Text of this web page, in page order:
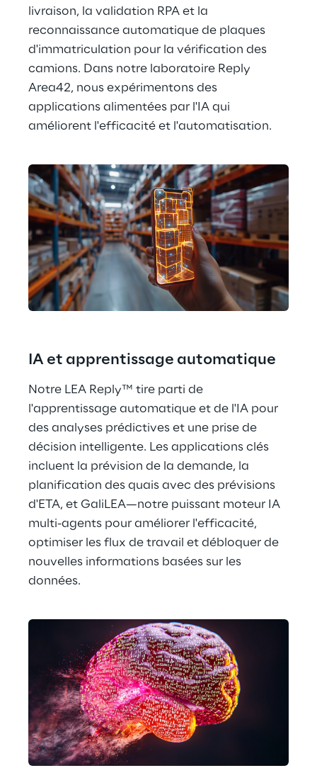
livraison, la validation RPA et la
reconnaissance automatique de plaques
d'immatriculation pour la vérification des
camions. Dans notre laboratoire Reply
Area42, nous expérimentons des
applications alimentées par l'IA qui
améliorent l'efficacité et l'automatisation.
IA et apprentissage automatique
Notre LEA Reply™ tire parti de
l'apprentissage automatique et de l'IA pour
des analyses prédictives et une prise de
décision intelligente. Les applications clés
incluent la prévision de la demande, la
planification des quais avec des prévisions
d'ETA, et GaliLEA—notre puissant moteur IA
multi-agents pour améliorer l'efficacité,
optimiser les flux de travail et débloquer de
nouvelles informations basées sur les
données.